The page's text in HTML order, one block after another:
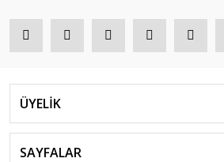
ÜYELİK
SAYFALAR